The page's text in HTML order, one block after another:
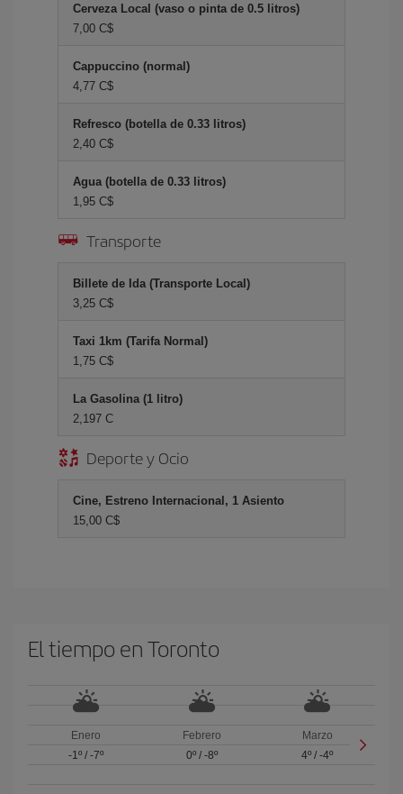
Cerveza Local (vaso o pinta de 0.5 litros)
7,00 C$
Cappuccino (normal)
4,77 C$
Refresco (botella de 0.33 litros)
2,40 C$
Agua (botella de 0.33 litros)
1,95 C$
Transporte
Billete de Ida (Transporte Local)
3,25 C$
Taxi 1km (Tarifa Normal)
1,75 C$
La Gasolina (1 litro)
2,197 C
Deporte y Ocio
Cine, Estreno Internacional, 1 Asiento
15,00 C$
El tiempo en Toronto
Enero
-1º/ -7º
Febrero
0º/ -8º
Marzo
4º /-4º